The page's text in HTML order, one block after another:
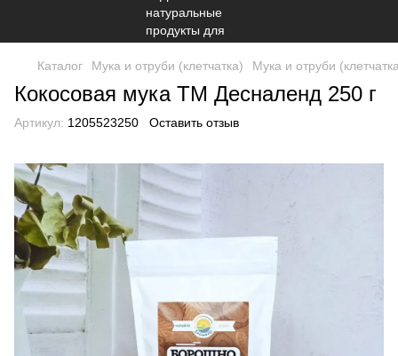
Каталог Мука и отруби (клетчатка) Мука и отруби
Кокосовая мука ТМ Десналенд 250 г
Артикул: 1205523250 Оставить отзыв